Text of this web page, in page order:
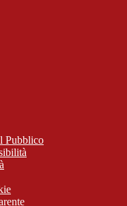
Pubblico